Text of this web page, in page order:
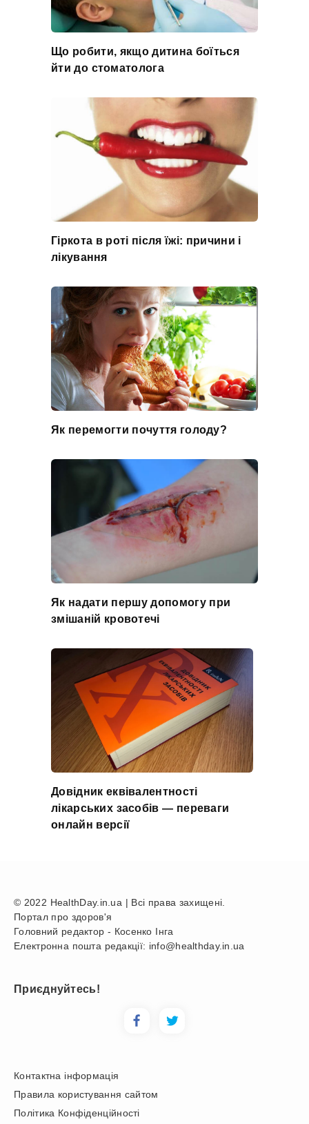
Що робити, якщо дитина боїться
йти до стоматолога
Гіркота в роті після їжі: причини і
лікування
Як перемогти почуття голоду?
Як надати першу допомогу при
змішаній кровотечі
Довідник еквівалентності
лікарських засобів — переваги
онлайн версії
© 2022 HealthDay.in.ua | Всі права захищені.
Портал про здоров'я
Головний редактор - Косенко Інга
Електронна пошта редакції: info@healthday.in.ua
Приєднуйтесь!
Контактна інформація
Правила користування сайтом
Політика Конфіденційності